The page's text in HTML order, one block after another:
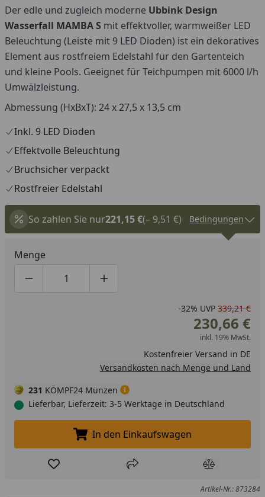
Der edle und zugleich moderne Ubbink Design
Wasserfall MAMBA S mit effektvoller, warmweißer LED
Beleuchtung (Leiste mit 9 LED Dioden) ist ein dekoratives
Element aus rostfreiem Edelstahl für den Gartenteich
und kleine Pools. Geeignet für Teichpumpen mit 6000 l/h
Umwälzleistung.
Abmessung (HxBxT): 24 x 27,5 x 13,5 cm
Inkl. 9 LED Dioden
Effektvolle Beleuchtung
Bruchsicher verpackt
Rostfreier Edelstahl
So zahlen Sie nur221,15 €(– 9,51 €) Bedingungen
Menge
Produktmenge um eins verringern
Produktmenge manuell eingeben
Produktmenge um eins erhöhen
-32% UVP 339,21 €
230,66 €
inkl. 19% MwSt.
Kostenfreier Versand in DE
Versandkosten nach Menge und Land
231 KÖMPF24 Münzen
Lieferbar, Lieferzeit: 3-5 Werktage in Deutschland
In den Einkaufswagen legen
In den Einkaufswagen
Produkt zur Wunschliste hinzufügen
Teilen Produkt
Artikel-Nr.: 873284